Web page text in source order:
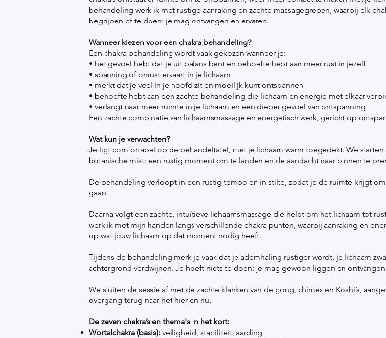
behandeling werk ik met rustige aanraking en zachte massagegrepen, waarbij elk
begrijpen of te doen: je mag ontvangen en ervaren.
Wanneer kiezen voor een chakra behandeling?
Een chakra behandeling wordt vaak gekozen wanneer je:
• het gevoel hebt dat je uit balans bent en behoefte hebt aan meer rust in jezelf
• spanning of onrust ervaart in je lichaam
• merkt dat je veel in je hoofd zit en moeilijk kunt ontspannen
• behoefte hebt aan een zachte behandeling die lichaam en energie met elkaar
• verlangt naar meer ruimte in je lichaam en een dieper gevoel van ontspanning
Een zachte combinatie van lichaamsmassage en energetisch werk, gericht op
Wat kun je verwachten?
Je ligt comfortabel op de behandeltafel, met je lichaam warm toegedekt. We starten
botanische mist: een rustig moment om te landen en de aandacht naar binnen te
De behandeling verloopt in een rustig tempo en in stilte, zodat je de ruimte krijgt
gaan.
Daarna volgt een zachte, intuïtieve lichaamsmassage die helpt om het lichaam tot
werk ik met mijn handen langs verschillende chakra punten, waarbij aanraking en
op wat jouw lichaam op dat moment nodig heeft.
Tijdens de behandeling merk je vaak dat je ademhaling rustiger wordt, je lichaam
achtergrond verdwijnen. Je hoeft niets te doen: je mag gewoon liggen en ontvangen.
We sluiten de sessie af met de zachte klanken van de gong, chimes en Koshi’s,
overgang terug naar het hier en nu.
De zeven chakra’s en thema's in het kort:
Wortelchakra (basis): veiligheid, stabiliteit, aarding